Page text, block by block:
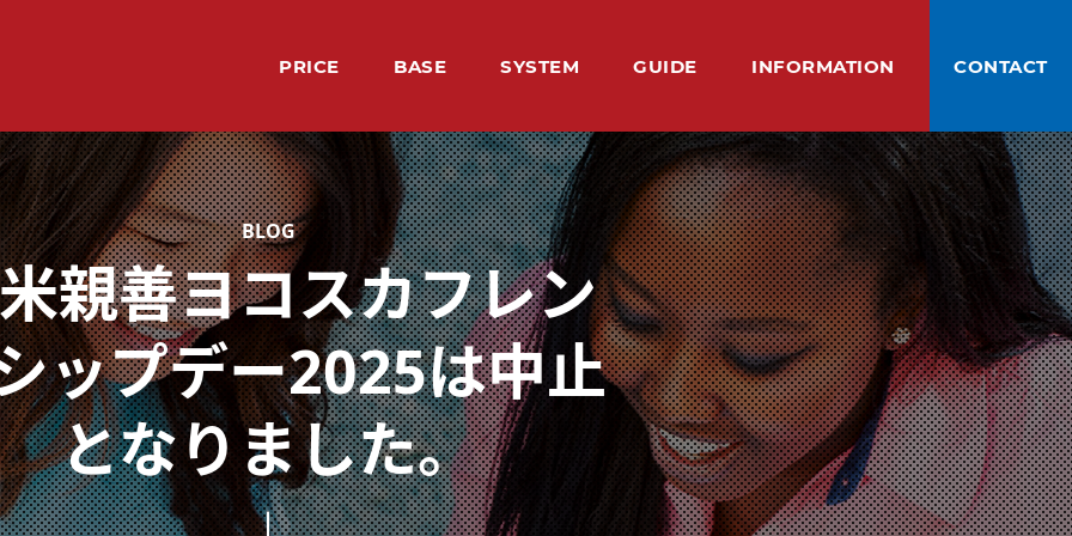
PRICE
料金 BASE
レッスン場所 SYSTEM
システム
LESSON
レッスン
HOME STAY
ホームステイ
TEACHERS
先生紹介
VOICE
生徒様の声
BUSINESS SUPPORT
インバウンド接客トレーニング
GUIDE
ご利用案内
CAUTION
注意事項
Q&A
よくある質問
INFORMATION
基本情報
ABOUT US
私たちについて
BLOG
ブログ
CONTACT
お問い合わせ
親善ヨコスカフレン
ップデー2025は中止
となりました。